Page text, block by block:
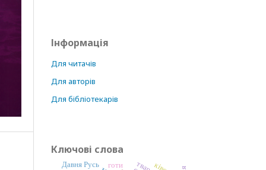
Інформація
Для читачів
Для авторів
Для бібліотекарів
Ключові слова
готи
Давня Русь